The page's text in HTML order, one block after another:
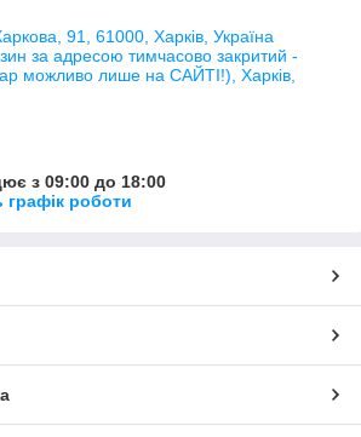
91, 61000, Харків, Україна
за адресою тимчасово закритий -
можливо лише на САЙТІ!), Харків,
з 09:00 до 18:00
графік роботи